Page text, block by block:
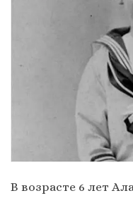
В возрасте 6 лет